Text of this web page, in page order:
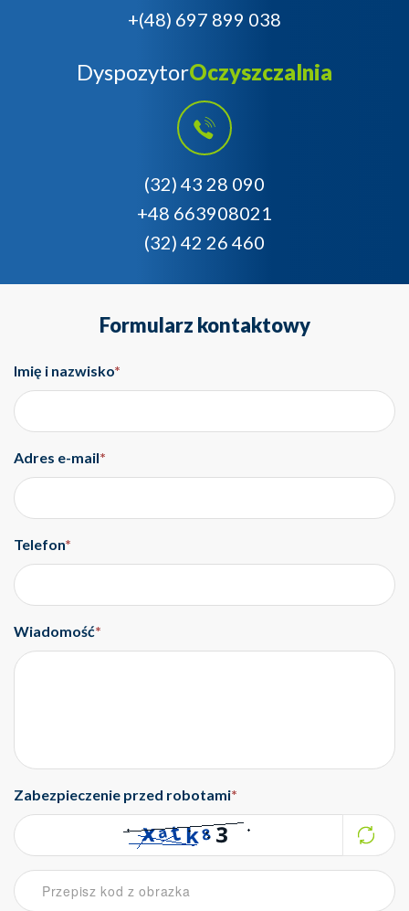
+(48) 697 899 038
DyspozytorOczyszczalnia
(32) 43 28 090
+48 663908021
(32) 42 26 460
Formularz kontaktowy
Imię i nazwisko*
Adres e-mail*
Telefon*
Wiadomość*
Zabezpieczenie przed robotami*